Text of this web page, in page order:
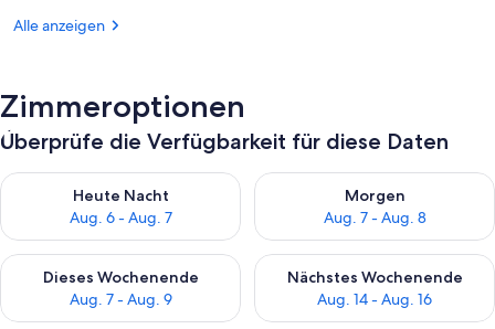
Alle anzeigen
Zimmeroptionen
Überprüfe die Verfügbarkeit für diese Daten
Heute Nacht
Aug. 6 - Aug. 7
Überprüfe die Verfügbarkeit für heute Nacht, Aug. 6 - Aug. 7.
Morgen
Aug. 7 - Aug. 8
Überprüfe die Verfügbarkeit
Dieses Wochenende
Aug. 7 - Aug. 9
Überprüfe die Verfügbarkeit für dieses Wochenende, Aug. 7
Nächstes Wochenende
Aug. 14 - Aug. 16
Überprüfe die Verfügbarkeit